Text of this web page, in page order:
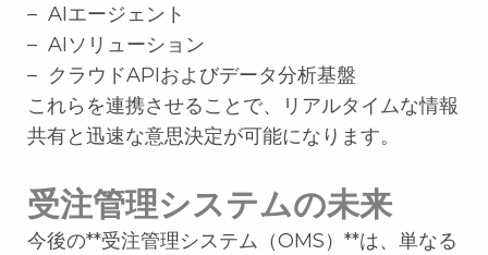
– AIエージェント
– AIソリューション
– クラウドAPIおよびデータ分析基盤
これらを連携させることで、リアルタイムな情報
共有と迅速な意思決定が可能になります。
受注管理システムの未来
今後の**受注管理システム（OMS）**は、単なる